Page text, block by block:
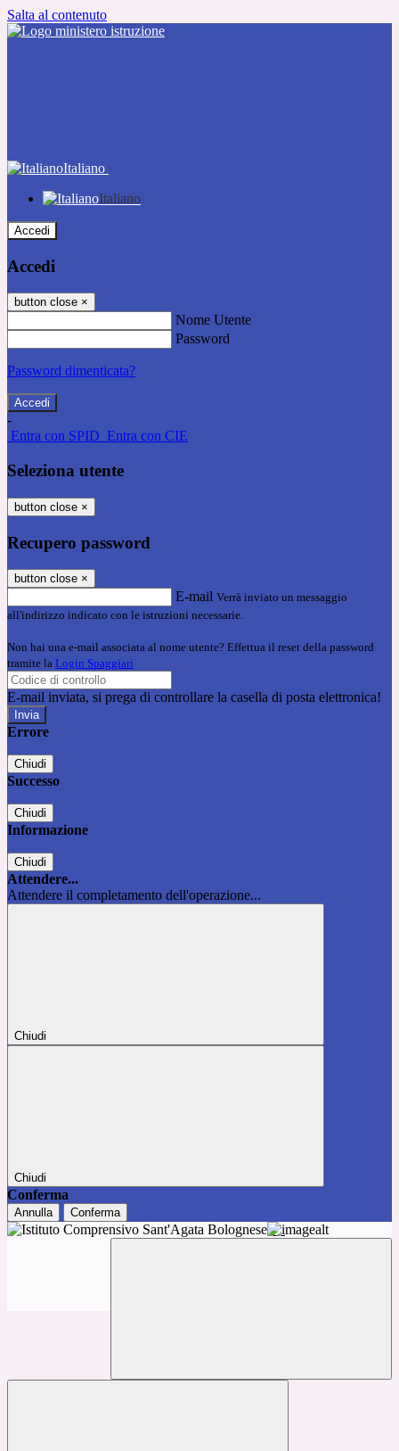
Salta al contenuto
Italiano
Italiano
Accedi
Accedi
button close ×
Nome Utente
Password
Password dimenticata?
-
Entra con SPID Entra con CIE
Seleziona utente
button close ×
Recupero password
button close ×
E-mail Verrà inviato un messaggio
all'indirizzo indicato con le istruzioni necessarie.
Non hai una e-mail associata al nome utente? Effettua il reset della password
tramite la Login Spaggiari
E-mail inviata, si prega di controllare la casella di posta elettronica!
Errore
Chiudi
Successo
Chiudi
Informazione
Chiudi
Attendere...
Attendere il completamento dell'operazione...
Chiudi
Chiudi
Conferma
Annulla Conferma